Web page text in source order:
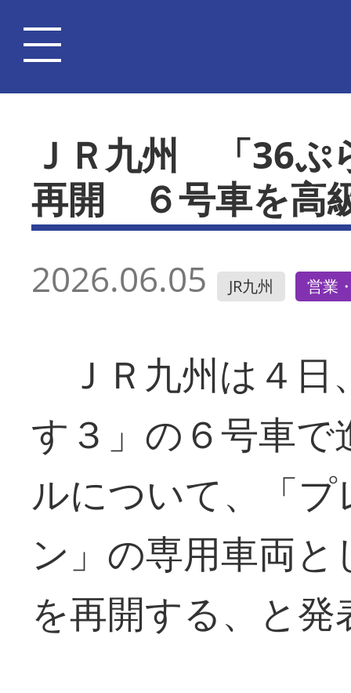
ＪＲ九州 「36ぷ
再開 ６号車を高
2026.06.05 JR九州 営業
ＪＲ九州は４日
す３」の６号車
ルについて、「
ン」の専用車両
を再開する、と発